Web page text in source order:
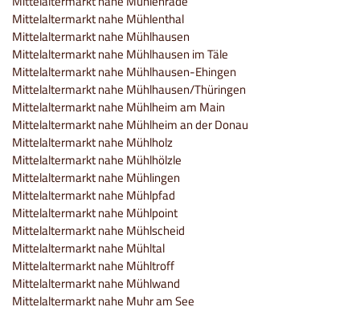
Mittelaltermarkt nahe Mühlenthal
Mittelaltermarkt nahe Mühlhausen
Mittelaltermarkt nahe Mühlhausen im Täle
Mittelaltermarkt nahe Mühlhausen-Ehingen
Mittelaltermarkt nahe Mühlhausen/Thüringen
Mittelaltermarkt nahe Mühlheim am Main
Mittelaltermarkt nahe Mühlheim an der Donau
Mittelaltermarkt nahe Mühlholz
Mittelaltermarkt nahe Mühlhölzle
Mittelaltermarkt nahe Mühlingen
Mittelaltermarkt nahe Mühlpfad
Mittelaltermarkt nahe Mühlpoint
Mittelaltermarkt nahe Mühlscheid
Mittelaltermarkt nahe Mühltal
Mittelaltermarkt nahe Mühltroff
Mittelaltermarkt nahe Mühlwand
Mittelaltermarkt nahe Muhr am See